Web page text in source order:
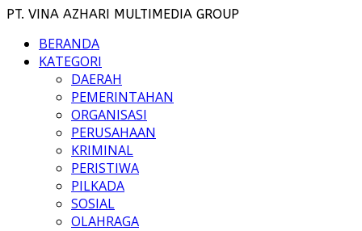
PT. VINA AZHARI MULTIMEDIA GROUP
BERANDA
KATEGORI
DAERAH
PEMERINTAHAN
ORGANISASI
PERUSAHAAN
KRIMINAL
PERISTIWA
PILKADA
SOSIAL
OLAHRAGA